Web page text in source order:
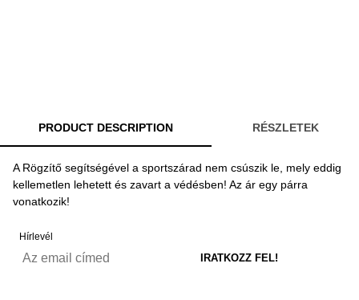
PRODUCT DESCRIPTION RÉSZLETEK
A Rögzítő segítségével a sportszárad nem csúszik le, mely eddig
kellemetlen lehetett és zavart a védésben! Az ár egy párra
vonatkozik!
Hírlevél